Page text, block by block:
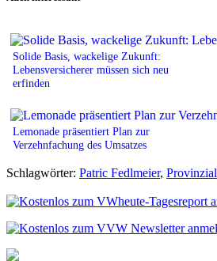
Solide Basis, wackelige Zukunft:
Lebensversicherer müssen sich neu
erfinden
Lemonade präsentiert Plan zur
Verzehnfachung des Umsatzes
Schlagwörter: Patric Fedlmeier, Provinzial